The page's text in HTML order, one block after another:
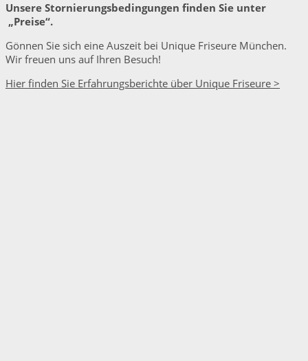
Unsere Stornierungsbedingungen finden Sie unter
„Preise“.
Gönnen Sie sich eine Auszeit bei Unique Friseure München.
Wir freuen uns auf Ihren Besuch!
Hier finden Sie Erfahrungsberichte über Unique Friseure >